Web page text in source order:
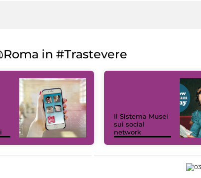
in #Trastevere
Il Sistema Musei
sui social
network